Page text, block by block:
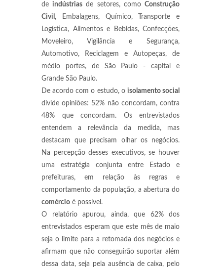
de indústrias de setores, comoConstrução
Civil , Embalagens, Químico, Transporte e
Logística, Alimentos e Bebidas, Confecções,
Moveleiro, Vigilância e Segurança,
Automotivo, Reciclagem e Autopeças, de
médio portes, de São Paulo - capital e
Grande São Paulo.
De acordo com o estudo, o isolamento social
divide opiniões: 52% não concordam, contra
48% que concordam. Os entrevistados
entendem a relevância da medida, mas
destacam que precisam olhar os negócios.
Na percepção desses executivos, se houver
uma estratégia conjunta entre Estado e
prefeituras, em relação às regras e
comportamento da população, a abertura do
comércio é possível.
O relatório apurou, ainda, que 62% dos
entrevistados esperam que este mês de maio
seja o limite para a retomada dos negócios e
afirmam que não conseguirão suportar além
dessa data, seja pela ausência de caixa, pelo